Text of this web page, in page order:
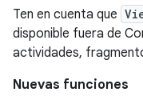
Ten en cuenta que
disponible fuera de
actividades,
Nuevas funciones